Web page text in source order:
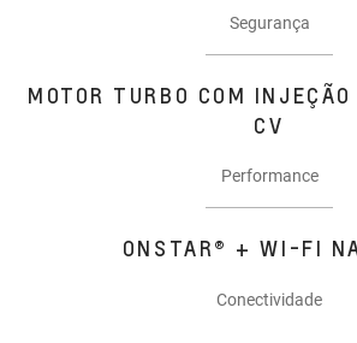
Segurança
MOTOR TURBO COM
CV
Performance
ONSTAR® + WI-FI
Conectividade